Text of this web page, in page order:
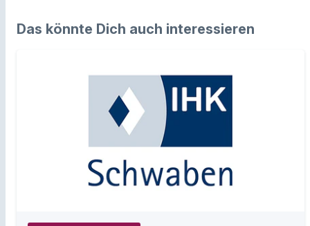
Das könnte Dich auch interessieren